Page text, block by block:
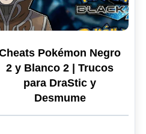
Pokémon Negro
2 y Blanco 2 | Trucos
para DraStic y
Desmume